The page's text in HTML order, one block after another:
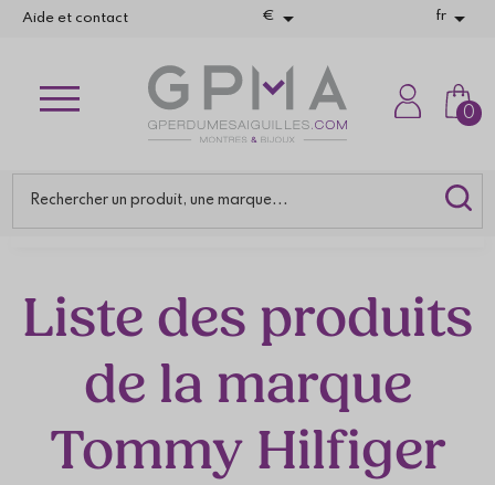
Aide et contact €  fr 
0
Liste des produits
de la marque
Tommy Hilfiger